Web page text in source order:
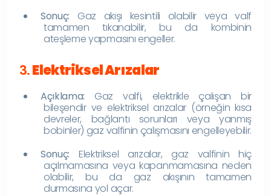
Sonuç: Gaz akışı kesintili olabilir veya valf
tamamen tıkanabilir, bu da kombinin
ateşleme yapmasını engeller.
3.Elektriksel Arızalar
Açıklama: Gaz valfi, elektrikle çalışan bir
bileşendir ve elektriksel arızalar (örneğin kısa
devreler, bağlantı sorunları veya yanmış
bobinler) gaz valfinin çalışmasını engelleyebilir.
Sonuç: Elektriksel arızalar, gaz valfinin hiç
açılmamasına veya kapanmamasına neden
olabilir, bu da gaz akışının tamamen
durmasına yol açar.